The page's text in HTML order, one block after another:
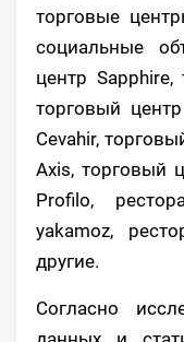
торговые
социальные
центр
торговый
Cevahir,
Axis, торговый
Profilo,
yakamoz,
другие.
Согласно